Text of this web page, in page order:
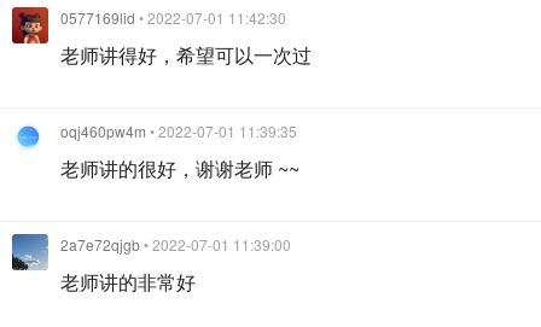
0577169lid • 2022-07-01 11:42:30
老师讲得好，希望可以一次过
oqj460pw4m • 2022-07-01 11:39:35
老师讲的很好，谢谢老师 ~~
2a7e72qjgb• 2022-07-01 11:39:00
老师讲的非常好